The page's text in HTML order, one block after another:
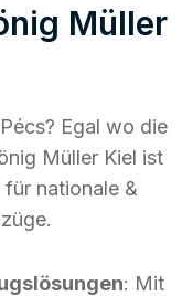
Müller
Egal wo die
Müller Kiel ist
für nationale &
: Mit